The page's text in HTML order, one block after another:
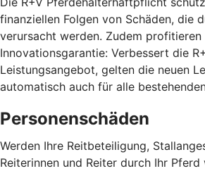
finanziellen Folgen von Schäden, die
verursacht werden. Zudem profitieren
Innovationsgarantie: Verbessert die
Leistungsangebot, gelten die neuen
automatisch auch für alle
Personenschäden
Werden Ihre Reitbeteiligung,
Reiterinnen und Reiter durch Ihr